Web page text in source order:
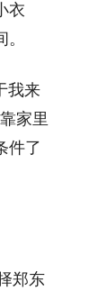
衣
我来
家里
件了
郑东